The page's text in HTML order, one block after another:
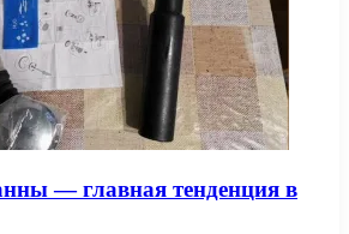
— главная тенденция в